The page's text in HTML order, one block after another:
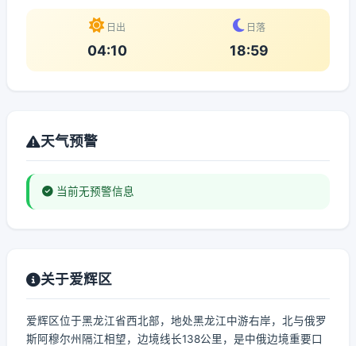
日出
04:10
日落
18:59
天气预警
当前无预警信息
关于爱辉区
爱辉区位于黑龙江省西北部，地处黑龙江中游右岸，北与俄罗
斯阿穆尔州隔江相望，边境线长138公里，是中俄边境重要口